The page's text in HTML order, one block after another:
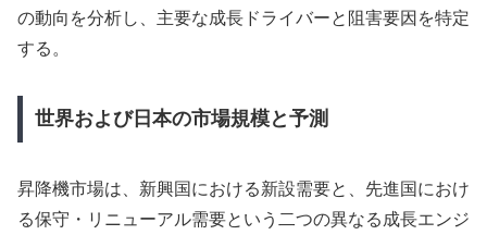
の動向を分析し、主要な成長ドライバーと阻害要因を特定
する。
世界および日本の市場規模と予測
昇降機市場は、新興国における新設需要と、先進国におけ
る保守・リニューアル需要という二つの異なる成長エンジ